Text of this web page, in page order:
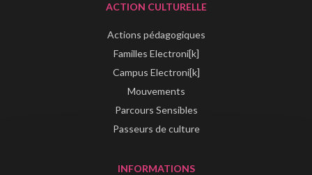
ACTION CULTURELLE
Actions pédagogiques
Familles Electroni[k]
Campus Electroni[k]
Mouvements
Parcours Sensibles
Passeurs de culture
INFORMATIONS